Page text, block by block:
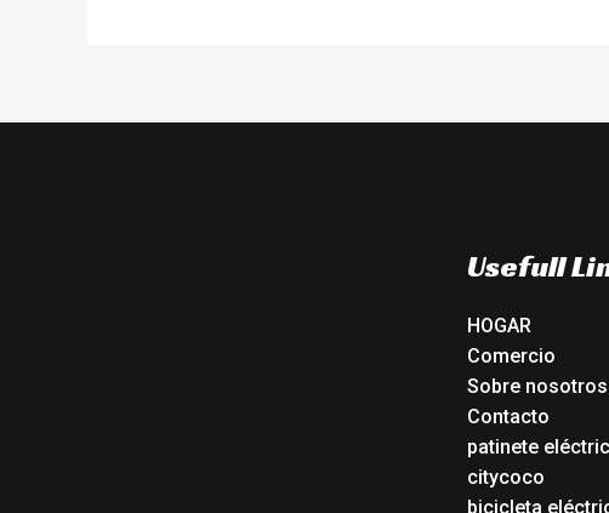
Usefull
HOGAR
Comercio
Sobre nosotros
Contacto
patinete
citycoco
bicicleta